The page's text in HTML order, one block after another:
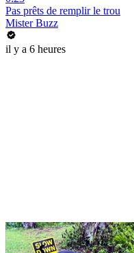
Pas prêts de remplir le trou
Mister Buzz
il y a 6 heures